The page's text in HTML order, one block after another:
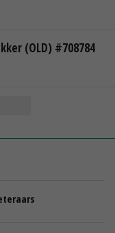
(OLD) #708784